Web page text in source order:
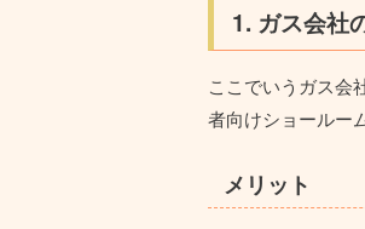
1. ガス会社
ここでいうガス会
者向けショールー
メリット